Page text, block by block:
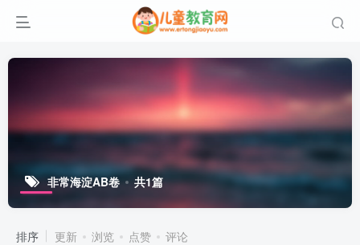
非常海淀AB卷 共1篇
排序 更新 浏览 点赞 评论